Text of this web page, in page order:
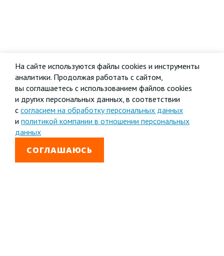
На сайте используются файлы cookies и инструменты
аналитики. Продолжая работать с сайтом,
вы соглашаетесь с использованием файлов cookies
и других персональных данных, в соответствии
с согласием на обработку персональных данных
и политикой компании в отношении персональных
данных
СОГЛАШАЮСЬ